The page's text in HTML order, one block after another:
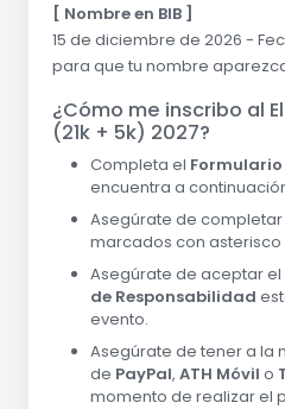
[ Nombre en BIB ]
15 de diciembre de 2026 -
para que tu nombre
¿Cómo me inscribo al
(21k + 5k) 2027?
Completa el
encuentra a
Asegúrate de
marcados con asterisco
Asegúrate de aceptar el
de Responsabilidad
evento.
Asegúrate de tener a la
de PayPal, ATH Móvil o
momento de realizar el